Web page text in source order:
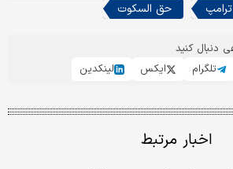
حق السکوت
دنبال کنید
تلگرام ایکس لینکدین
اخبار مرتبط